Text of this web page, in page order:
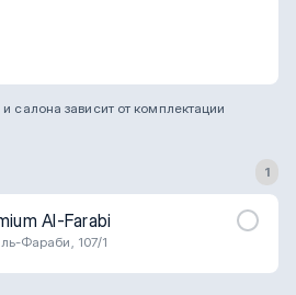
салона зависит от комплектации
1
Al-Farabi
Фараби, 107/1